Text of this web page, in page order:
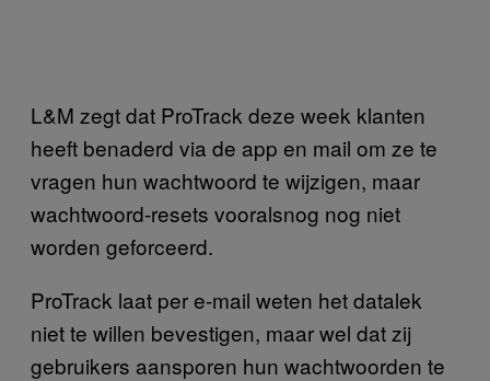
L&M zegt dat ProTrack deze week klanten
heeft benaderd via de app en mail om ze te
vragen hun wachtwoord te wijzigen, maar
wachtwoord-resets vooralsnog nog niet
worden geforceerd.
ProTrack laat per e-mail weten het datalek
niet te willen bevestigen, maar wel dat zij
gebruikers aansporen hun wachtwoorden te